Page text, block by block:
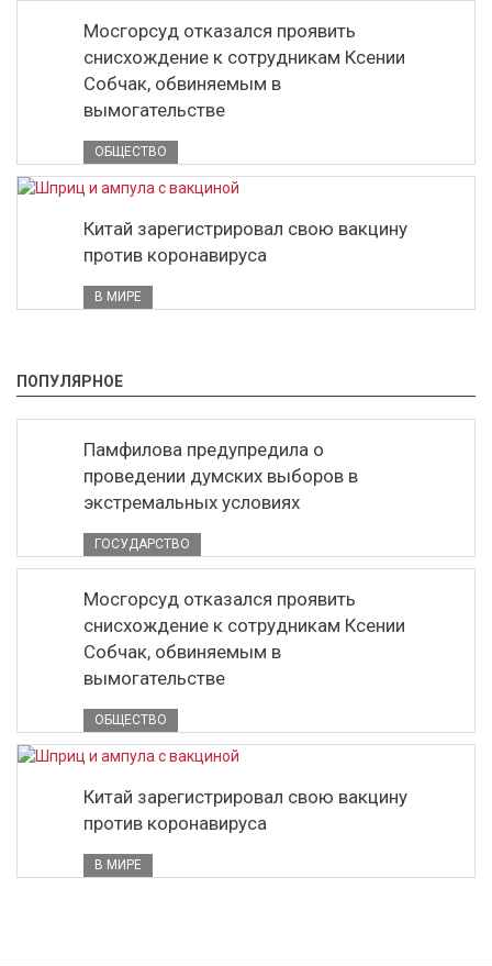
Мосгорсуд отказался проявить
снисхождение к сотрудникам Ксении
Собчак, обвиняемым в
вымогательстве
ОБЩЕСТВО
Китай зарегистрировал свою вакцину
против коронавируса
В МИРЕ
ПОПУЛЯРНОЕ
Памфилова предупредила о
проведении думских выборов в
экстремальных условиях
ГОСУДАРСТВО
Мосгорсуд отказался проявить
снисхождение к сотрудникам Ксении
Собчак, обвиняемым в
вымогательстве
ОБЩЕСТВО
Китай зарегистрировал свою вакцину
против коронавируса
В МИРЕ